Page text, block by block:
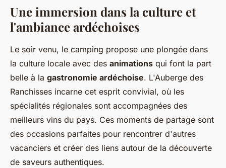
Une immersion dans la culture et
l'ambiance ardéchoises
Le soir venu, le camping propose une plongée dans
la culture locale avec des animations qui font la part
belle à la gastronomie ardéchoise. L'Auberge des
Ranchisses incarne cet esprit convivial, où les
spécialités régionales sont accompagnées des
meilleurs vins du pays. Ces moments de partage sont
des occasions parfaites pour rencontrer d'autres
vacanciers et créer des liens autour de la découverte
de saveurs authentiques.